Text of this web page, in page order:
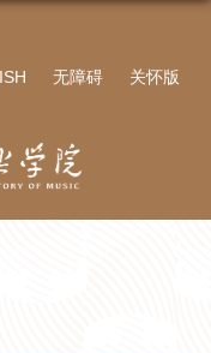
无障碍 关怀版